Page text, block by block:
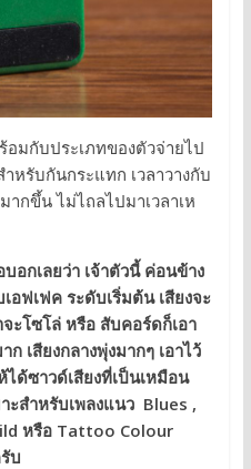
มกับประเภทของตัวจ่ายไป
หรับกันกระแทก เวลาวางกับ
กขึ้น ไม่ไถลไปมาเวลาเห
อกเลยว่า เจ้าตัวนี้ ค่อนข้าง
อฟเฟค ระดับเริ่มต้น เสียงจะ
ะโซโล่ หรือ สับคอร์ดก็เอา
เสียงกลางพุ่งมากๆ เอาไว้
ด้ซาวด์เสียงที่เป็นเหมือน
สำหรับเพลงแนว Blues ,
หรือ Tattoo Colour
บ